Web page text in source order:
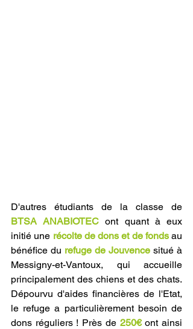
BTSA ANABIOTEC ont quant à eux
initié une récolte de dons et de fonds au
bénéfice du refuge de Jouvence situé à
Messigny-et-Vantoux, qui accueille
principalement des chiens et des chats.
Dépourvu d'aides financières de l'Etat,
le refuge a particulièrement besoin de
dons réguliers ! Près de 250€ ont ainsi